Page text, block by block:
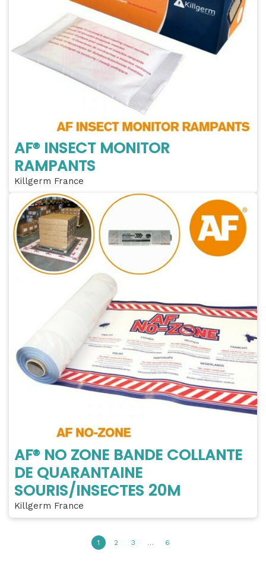
AF® INSECT MONITOR
RAMPANTS
Killgerm France
AF® NO ZONE BANDE COLLANTE
DE QUARANTAINE
SOURIS/INSECTES 20M
Killgerm France
1 2 3 … 6